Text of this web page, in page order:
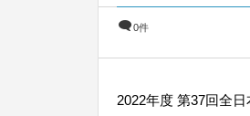
0件
2022年度 第37回全